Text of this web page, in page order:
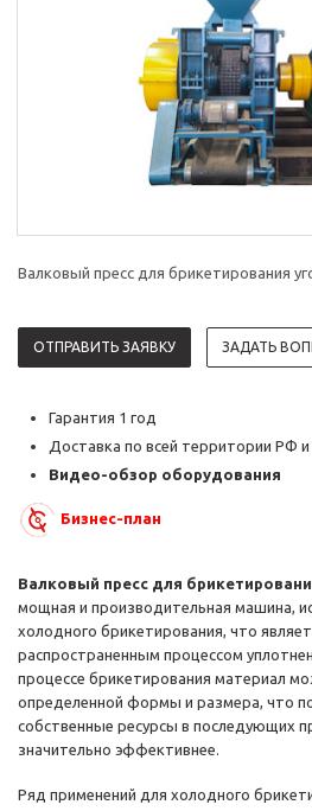
Валковый пресс для брикетирования
ОТПРАВИТЬ ЗАЯВКУ ЗАДАТЬ
Гарантия 1 год
Доставка по всей территории РФ
Видео-обзор оборудования
Бизнес-план
Валковый пресс для
мощная и производительная машина,
холодного брикетирования, что
распространенным процессом
процессе брикетирования материал
определенной формы и размера, что
собственные ресурсы в последующих
значительно эффективнее.
Ряд применений для холодного